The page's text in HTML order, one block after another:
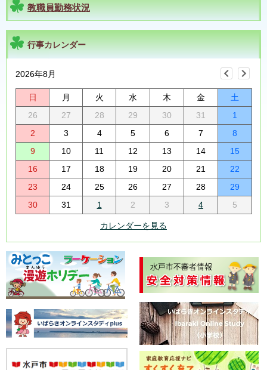
教職員勤務状況
行事カレンダー
2026年8月
日 月 火 水 木 金
土
26
27 28 29 30 31
1
2
3 4 5 6 7
8
9
10 11 12 13 14
15
16
17 18 19 20 21
22
23
24 25 26 27 28
29
30
31 1 2 3 4 5
カレンダーを見る